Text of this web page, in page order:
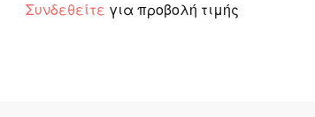
Συνδεθείτε για προβολή τιμής